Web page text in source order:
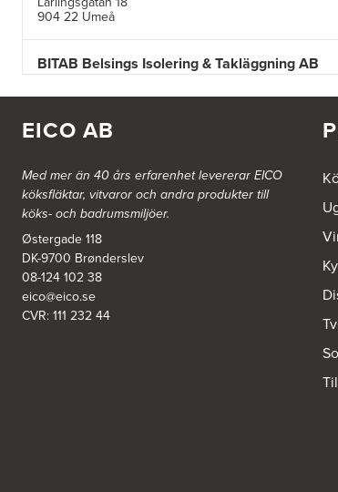
904 22 Umeå
BITAB Belsings Isolering & Takläggning AB
Dalsäng 2, 64592 Strängnäs
Tel.:0152-30277
BSA Kök & Bad AB
Johannefredsgatan 7
431 53 Mölndal
Ballingslöv Arninge
Hantverkarvägen 14
187 66 Täby
Tel.:0046-86300150
EICO AB
Med mer än 40 års erfarenhet levererar EICO
köksfläktar, vitvaror och andra produkter till
köks- och badrumsmiljöer.
Østergade 118
DK-9700 Brønderslev
08-124 102 38
eico@eico.se
CVR: 111 232 44